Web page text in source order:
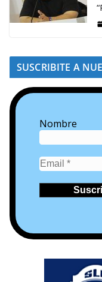
SUSCRIBITE A
Nombre